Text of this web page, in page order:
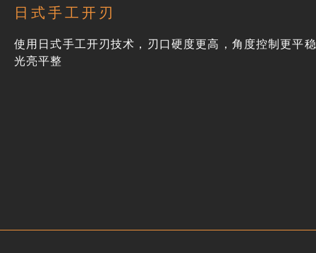
日式手工开刃
使用日式手工开刃技术，刃口硬度更高，角度控制更平
光亮平整